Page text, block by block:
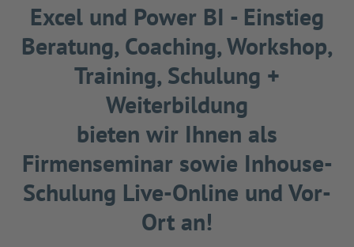
Excel und Power BI - Einstieg
Beratung, Coaching, Workshop,
Training, Schulung +
Weiterbildung
bieten wir Ihnen als
Firmenseminar sowie Inhouse-
Schulung Live-Online und Vor-
Ort an!